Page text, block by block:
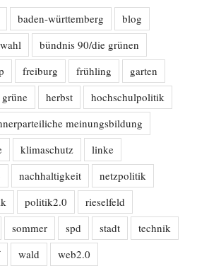
baden-württemberg
blog
bündnis 90/die grünen
freiburg frühling
garten
grüne herbst
hochschulpolitik
meinungsbildung
klimaschutz
linke
nachhaltigkeit
netzpolitik
politik2.0
rieselfeld
sommer spd stadt
technik
wald web2.0